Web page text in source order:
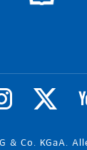
& Co. KGaA.